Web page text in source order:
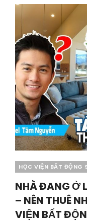
VẪN
KHÔNG
TỰ
DO
VỀ
TÀI
CHÍNH
|
HỌC
VIỆN
BẤT
ĐỘNG
SẢN-
Categories
HỌC VIỆN BẤT ĐỘNG
NHÀ ĐANG Ở
– NÊN THUÊ
VIỆN BẤT